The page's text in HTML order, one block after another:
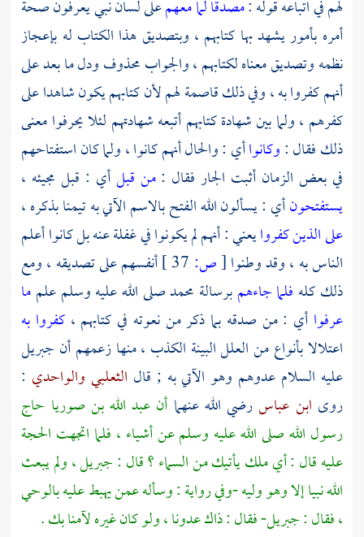
لهم في اتباعه قوله :مصدقا لما معهمعلى لسان نبي يعرفون صحة
أمره بأمور يشهد بها كتابهم ، وبتصديق هذا الكتاب له بإعجاز
نظمه وتصديق معناه لكتابهم ، والجواب محذوف ودل ما بعد على
أنهم كفروا به ، وفي ذلك قاصمة لهم لأن كتابهم يكون شاهدا على
كفرهم ، ولما بين شهادة كتابهم أتبعه شهادتهم لئلا يحرفوا معنى
ذلك فقال :وكانواأي : والحال أنهم كانوا ، ولما كان استفتاحهم
في بعض الزمان أثبت الجار فقال :من قبلأي : قبل مجيئه ،
يستفتحونأي : يسألون الله الفتح بالاسم الآتي به تيمنا بذكره ،
على الذين كفروايعني : أنهم لم يكونوا في غفلة عنه بل كانوا أعلم
الناس به ، وقد وطنوا[ص:
أنفسهم على تصديقه ، ومع
ذلك كله فلما جاءهمبرسالة محمدصلى الله عليه وسلم علمما
عرفوا أي : من صدقه بما ذكر من نعوته في كتابهم ، كفروا به
اعتلالا بأنواع من العلل البينة الكذب ، منها زعمهم أن جبريل
عليه السلام عدوهم وهو الآتي به ; قال الثعلبي والواحدي :
روى ابن عباسرضي الله عنهما أن عبد الله بن صوريا حاج
رسول الله صلى الله عليه وسلم عن أشياء ، فلما اتجهت الحجة
عليه قال : أي ملك يأتيك من السماء ؟ قال :جبريل، ولم يبعث
الله نبيا إلا وهو وليه -وفي رواية : وسأله عمن يهبط عليه بالوحي
، فقال :جبريل-فقال : ذاك عدونا ، ولو كان غيره لآمنا بك .